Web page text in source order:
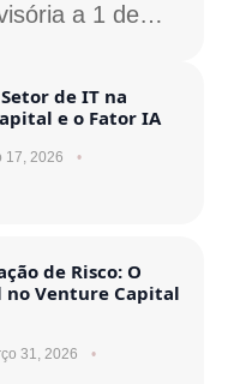
a 1 de…
de IT na
e o Fator IA
17, 2026
de Risco: O
no Venture Capital
31, 2026